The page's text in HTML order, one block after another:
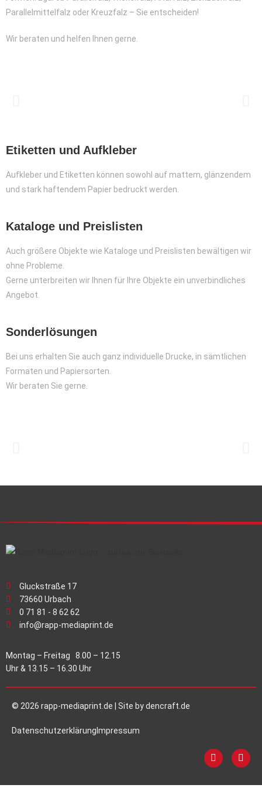
Parallelmittelfalz oder Kreuzfalz – Sie entscheiden!
Wir beraten und helfen Ihnen gerne.
Etiketten und Aufkleber
Aufkleber und Etiketten können sowohl auf mattem, glänzendem
und stark haftendem Papier bedruckt werden.
Kataloge und Preislisten
Auch größere Objekte wie Kataloge und Preislisten bewältigen wir
ohne Probleme.
Gerne unterbreiten wir Ihnen für Ihre Objekte ein unverbindliches
Angebot.
Sonderlösungen
Bei uns erhalten Sie auch ganz individuelle Drucke, in sämtlichen
Formaten und Papiersorten.
Wir beraten Sie gerne.
Gluckstraße 17
73660 Urbach
0 71 81 - 8 62 62
info@rapp-mediaprint.de
Montag – Freitag 8.00 – 12.15
Uhr & 13.15 – 16.30 Uhr
© 2026 rapp-mediaprint.de | Site bydencraft.de
Datenschutzerklärung Impressum